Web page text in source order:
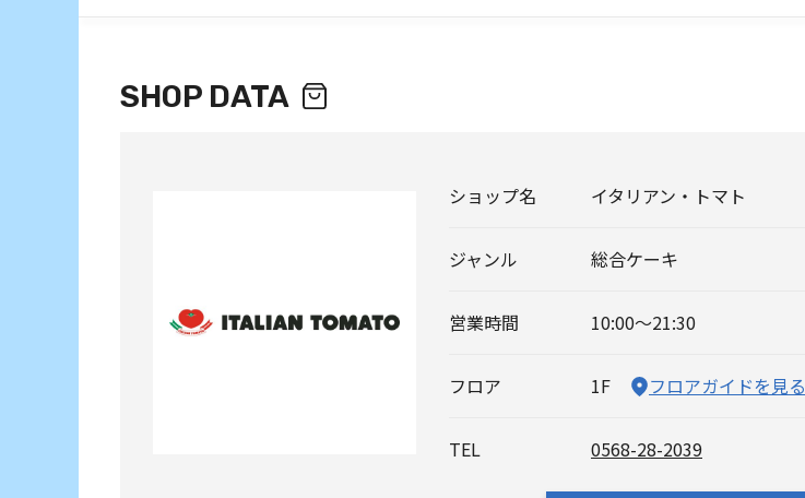
SHOP DATA
ショップ名 イタリアン・トマト
ジャンル 総合ケーキ
営業時間 10:00～21:30
フロア 1F フロアガイドを見る
TEL 0568-28-2039